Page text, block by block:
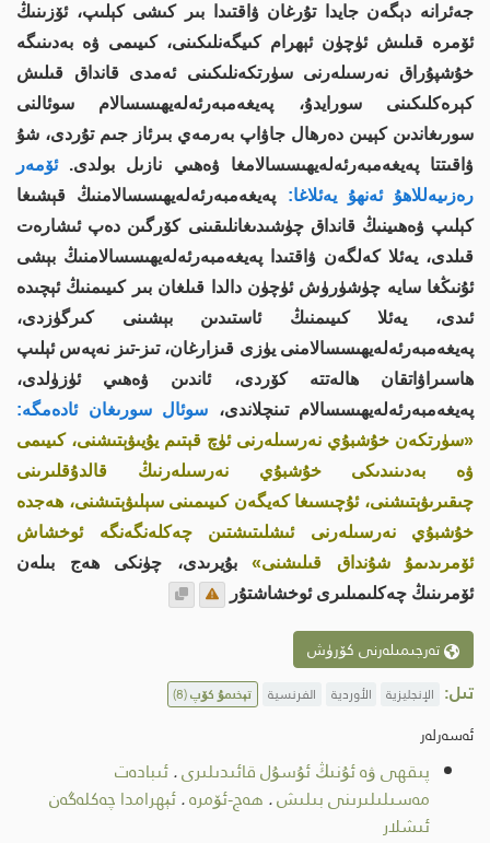
جەئرانە دېگەن جايدا تۇرغان ۋاقتىدا بىر كىشى كېلىپ، ئۆزىنىڭ
ئۆمرە قىلىش ئۈچۈن ئېھرام كىيگەنلىكىنى، كىيىمى ۋە بەدىنىگە
خۇشپۇراق نەرسىلەرنى سۈرتكەنلىكىنى ئەمدى قانداق قىلىش
كېرەكلىكىنى سورايدۇ، پەيغەمبەرئەلەيھىسسالام سوئالنى
سورىغاندىن كېيىن دەرھال جاۋاپ بەرمەي بىرئاز جىم تۇردى، شۇ
ۋاقىتتا پەيغەمبەرئەلەيھىسسالامغا ۋەھىي نازىل بولدى. ئۆمەر
رەزىيەللاھۇ ئەنھۇ يەئلاغا: پەيغەمبەرئەلەيھىسسالامنىڭ قېشىغا
كېلىپ ۋەھىينىڭ قانداق چۈشىدىغانلىقىنى كۆرگىن دەپ ئىشارەت
قىلدى، يەئلا كەلگەن ۋاقتىدا پەيغەمبەرئەلەيھىسسالامنىڭ بېشى
ئۇنىڭغا سايە چۈشۈرۈش ئۈچۈن دالدا قىلغان بىر كىيىمنىڭ ئېچىدە
ئىدى، يەئلا كىيىمنىڭ ئاستىدىن بېشىنى كىرگۈزدى،
پەيغەمبەرئەلەيھىسسالامنى يۈزى قىزارغان، تىز-تىز نەپەس ئېلىپ
ھاسىراۋاتقان ھالەتتە كۆردى، ئاندىن ۋەھىي ئۈزۈلدى،
پەيغەمبەرئەلەيھىسسالام تىنچلاندى، سوئال سورىغان ئادەمگە:
«سۈرتكەن خۇشبۇي نەرسىلەرنى ئۈچ قېتىم يۇيىۋېتىشنى، كىيىمى
ۋە بەدىنىدىكى خۇشبۇي نەرسىلەرنىڭ قالدۇقلىرىنى
چىقىرىۋېتىشنى، ئۇچىسىغا كەيگەن كىيىمىنى سېلىۋېتىشنى، ھەجدە
خۇشبۇي نەرسىلەرنى ئىشلىتىشتىن چەكلەنگەنگە ئوخشاش
ئۆمرىدىمۇ شۇنداق قىلىشنى» بۇيرىدى، چۈنكى ھەج بىلەن
ئۆمرىنىڭ چەكلىمىلىرى ئوخشاشتۇر
تەرجىمىلەرنى كۆرۈش
تىل: الإنجليزية الأوردية الفرنسية تېخىمۇ كۆپ(8)
ئەسەرلەر
پىقھى ۋە ئۇنىڭ ئۇسۇل قائىدىلىرى.ئىبادەت
مەسىلىلىرىنى بىلىش. ھەج-ئۆمرە.ئېھرامدا چەكلەگەن
ئىشلار